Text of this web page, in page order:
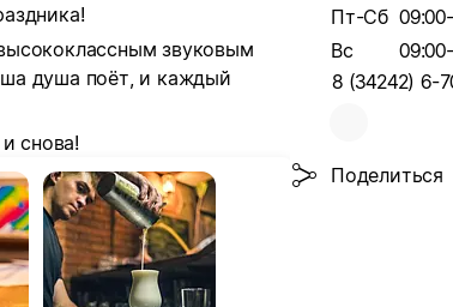
звуковым
душа поёт, и каждый
снова!
Пт-Сб
Вс
8 (34242) 6-
Поделиться